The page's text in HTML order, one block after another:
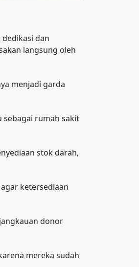
dan
langsung oleh
menjadi garda
sebagai rumah sakit
stok darah,
ketersediaan
donor
mereka sudah